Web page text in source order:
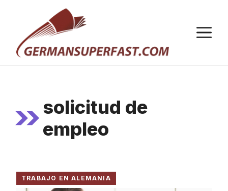
contenido
solicitud de
empleo
TRABAJO EN ALEMANIA